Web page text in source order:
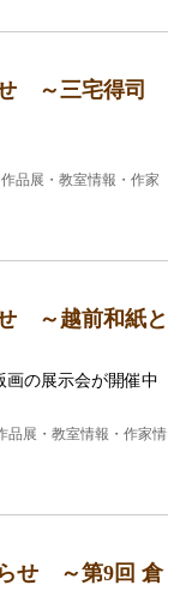
～三宅得司
作品展・教室情報・作家
～越前和紙と
画の展示会が開催中
品展・教室情報・作家情
せ ～第9回 倉